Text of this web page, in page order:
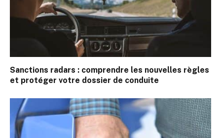
Sanctions radars : comprendre les nouvelles règles
et protéger votre dossier de conduite